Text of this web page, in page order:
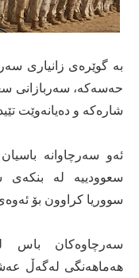
به‌ گوێره‌ی زانیاری
حه‌سه‌كه‌، سه‌ربازانی
شاره‌كه‌ و ده‌یانه‌وێت
سعوودییه‌ له‌ بنكه‌ی
سووریا كراوون بۆ
سه‌رچاوه‌كان باس
هه‌ماهه‌نگی له‌گه‌ڵ